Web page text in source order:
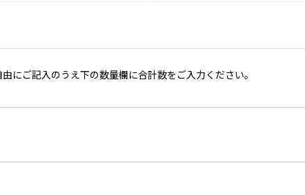
にご記入のうえ下の数量欄に合計数をご入力ください。